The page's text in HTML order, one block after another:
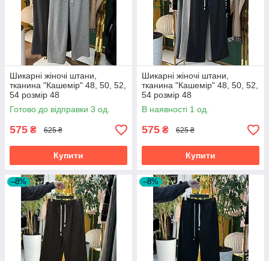
Шикарні жіночі штани,
тканина "Кашемір" 48, 50, 52,
54 розмір 48
Готово до відправки 3 од.
575 ₴ 625 ₴
Купити
Шикарні жіночі штани,
тканина "Кашемір" 48, 50, 52,
54 розмір 48
В наявності 1 од.
575 ₴ 625 ₴
Купити
–8% –8%